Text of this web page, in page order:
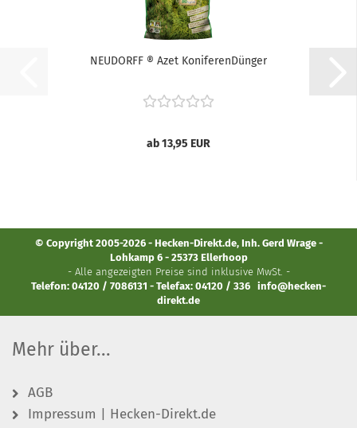
NEUDORFF ® Azet KoniferenDünger
ab 13,95 EUR
© Copyright 2005-2026 - Hecken-Direkt.de, Inh. Gerd Wrage -
Lohkamp 6 - 25373 Ellerhoop
- Alle angezeigten Preise sind inklusive MwSt. -
Telefon: 04120 / 7086131 - Telefax: 04120 / 336 info@hecken-
direkt.de
Mehr über...
AGB
Impressum | Hecken-Direkt.de